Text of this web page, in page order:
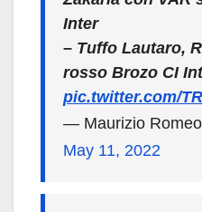
Inter
– Tuffo Lautaro,
rosso Brozo CI
pic.twitter.com/
— Maurizio
May 11, 2022